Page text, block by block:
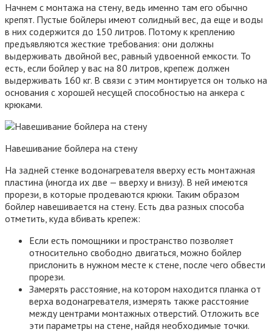
Начнем с монтажа на стену, ведь именно там его обычно
крепят. Пустые бойлеры имеют солидный вес, да еще и воды
в них содержится до 150 литров. Потому к креплению
предъявляются жесткие требования: они должны
выдерживать двойной вес, равный удвоенной емкости. То
есть, если бойлер у вас на 80 литров, крепеж должен
выдерживать 160 кг. В связи с этим монтируется он только на
основания с хорошей несущей способностью на анкера с
крюками.
Навешивание бойлера на стену
На задней стенке водонагревателя вверху есть монтажная
пластина (иногда их две — вверху и внизу). В ней имеются
прорези, в которые продеваются крюки. Таким образом
бойлер навешивается на стену. Есть два разных способа
отметить, куда вбивать крепеж:
Если есть помощники и пространство позволяет
относительно свободно двигаться, можно бойлер
прислонить в нужном месте к стене, после чего обвести
прорези.
Замерять расстояние, на котором находится планка от
верха водонагревателя, измерять также расстояние
между центрами монтажных отверстий. Отложить все
эти параметры на стене, найдя необходимые точки.